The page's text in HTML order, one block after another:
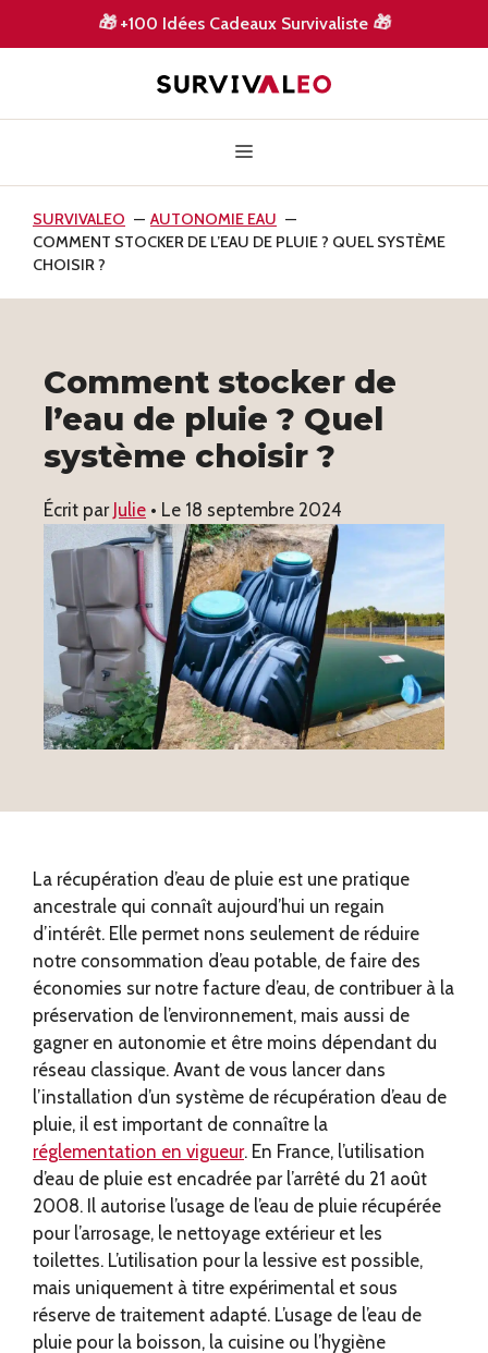
🎁+100 Idées Cadeaux Survivaliste 🎁
Menu
SURVIVALEO
AUTONOMIE EAU
COMMENT STOCKER DE L’EAU DE PLUIE ? QUEL SYSTÈME
CHOISIR ?
Comment stocker de
l’eau de pluie ? Quel
système choisir ?
Écrit par Julie • Le 18 septembre 2024
La récupération d’eau de pluie est une pratique
ancestrale qui connaît aujourd’hui un regain
d’intérêt. Elle permet nons seulement de réduire
notre consommation d’eau potable, de faire des
économies sur notre facture d’eau, de contribuer à la
préservation de l’environnement, mais aussi de
gagner en autonomie et être moins dépendant du
réseau classique. Avant de vous lancer dans
l’installation d’un système de récupération d’eau de
pluie, il est important de connaître la
réglementation en vigueur. En France, l’utilisation
d’eau de pluie est encadrée par l’arrêté du 21 août
2008. Il autorise l’usage de l’eau de pluie récupérée
pour l’arrosage, le nettoyage extérieur et les
toilettes. L’utilisation pour la lessive est possible,
mais uniquement à titre expérimental et sous
réserve de traitement adapté. L’usage de l’eau de
pluie pour la boisson, la cuisine ou l’hygiène